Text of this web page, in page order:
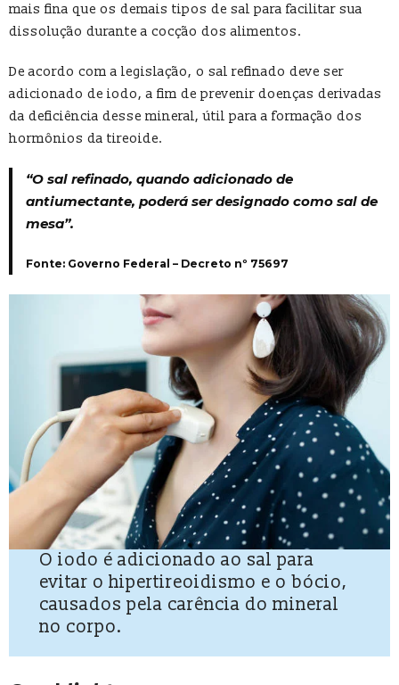
mais fina que os demais tipos de sal para facilitar sua
dissolução durante a cocção dos alimentos.
De acordo com a legislação, o sal refinado deve ser
adicionado de iodo, a fim de prevenir doenças derivadas
da deficiência desse mineral, útil para a formação dos
hormônios da tireoide.
“O sal refinado, quando adicionado de
antiumectante, poderá ser designado como sal de
mesa”.
Fonte: Governo Federal – Decreto nº 75697
O iodo é adicionado ao sal para
evitar o hipertireoidismo e o bócio,
causados pela carência do mineral
no corpo.